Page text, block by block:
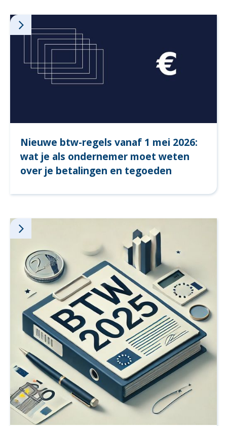
Nieuwe btw-regels vanaf 1 mei 2026:
wat je als ondernemer moet weten
over je betalingen en tegoeden